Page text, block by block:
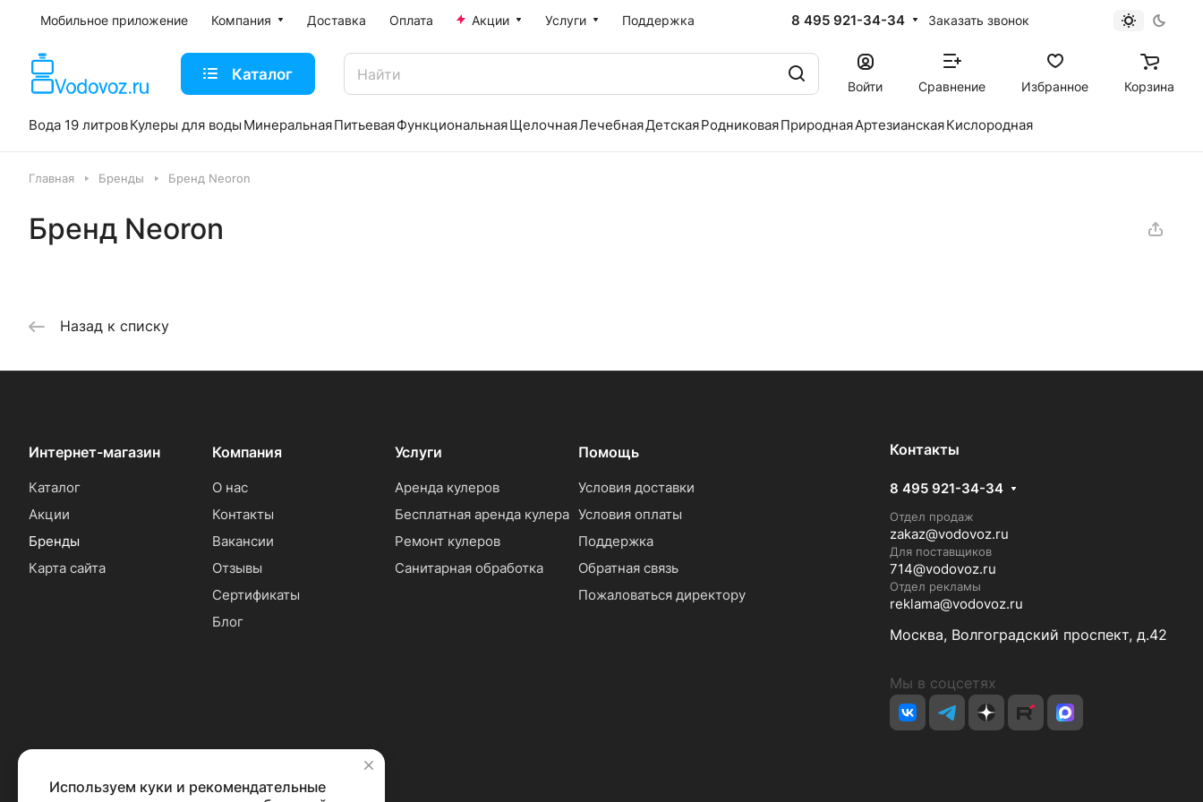
Мобильное приложение Компания Доставка Оплата Акции Услуги Поддержка 8 495 921-34-34 Заказать звонок
Каталог
Войти Сравнение Избранное Корзина
Вода 19 литровКулеры для воды МинеральнаяПитьеваяФункциональнаяЩелочнаяЛечебнаяДетскаяРодниковаяПрироднаяАртезианскаяКислородная
Главная Бренды Бренд Neoron
Бренд Neoron
Назад к списку
Интернет-магазин
Каталог
Акции
Бренды
Карта сайта
Компания
О нас
Контакты
Вакансии
Отзывы
Сертификаты
Блог
Услуги
Аренда кулеров
Бесплатная аренда кулера
Ремонт кулеров
Санитарная обработка
Помощь
Условия доставки
Условия оплаты
Поддержка
Обратная связь
Пожаловаться директору
Контакты
8 495 921-34-34
Отдел продаж
zakaz@vodovoz.ru
Для поставщиков
714@vodovoz.ru
Отдел рекламы
reklama@vodovoz.ru
Москва, Волгоградский проспект, д.42
Мы в соцсетях
✕
Используем куки и рекомендательные